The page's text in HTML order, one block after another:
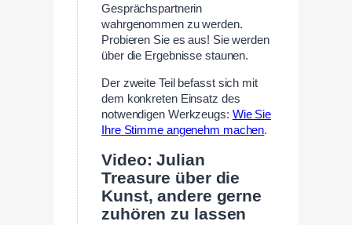
Gesprächspartnerin
wahrgenommen zu werden.
Probieren Sie es aus! Sie werden
über die Ergebnisse staunen.
Der zweite Teil befasst sich mit
dem konkreten Einsatz des
notwendigen Werkzeugs: Wie Sie
Ihre Stimme angenehm machen.
Video: Julian
Treasure über die
Kunst, andere gerne
zuhören zu lassen